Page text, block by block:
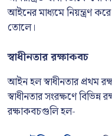
আইনের মাধ্যমে নিয়ন্ত্রণ
তোলে।
স্বাধীনতার রক্ষাকবচ
আইন হল স্বাধীনতার প্রথম
স্বাধীনতার সংরক্ষণে
রক্ষাকবচগুলি হল-